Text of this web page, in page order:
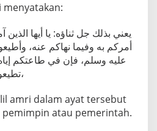
menyatakan:
يعني بذلك جل ثناؤه: يا أيها الذين
أمركم به وفيما نهاكم عنه،
عليه وسلم، فإن في طاعتكم
تطيعونه لأمر الله إياكم بطاعته،
amri dalam ayat tersebut
atau pemerintah.